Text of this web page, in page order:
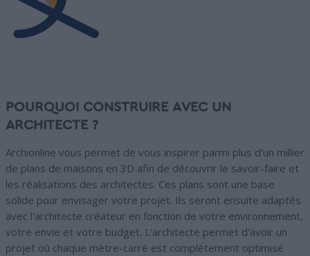
POURQUOI CONSTRUIRE AVEC UN
ARCHITECTE ?
Archionline vous permet de vous inspirer parmi plus d'un millier
de plans de maisons en 3D afin de découvrir le savoir-faire et
les réalisations des architectes. Ces plans sont une base
solide pour envisager votre projet. Ils seront ensuite adaptés
avec l'architecte créateur en fonction de votre environnement,
votre envie et votre budget. L'architecte permet d'avoir un
projet où chaque mètre-carré est complètement optimisé